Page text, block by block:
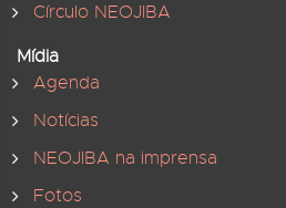
Círculo NEOJIBA
Mídia
Agenda
Notícias
NEOJIBA na imprensa
Fotos